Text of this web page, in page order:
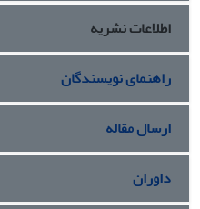
اطلاعات نشریه
راهنمای نویسندگان
ارسال مقاله
داوران